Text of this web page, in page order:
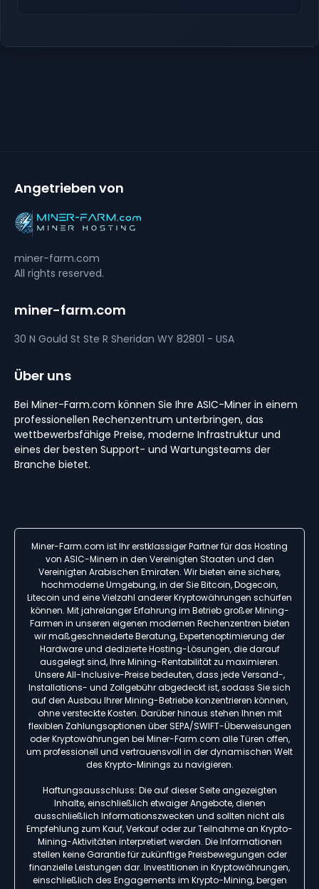
Angetrieben von
miner-farm.com
All rights reserved.
miner-farm.com
30 N Gould St Ste R Sheridan WY 82801 - USA
Über uns
Bei Miner-Farm.com können Sie Ihre ASIC-Miner in einem
professionellen Rechenzentrum unterbringen, das
wettbewerbsfähige Preise, moderne Infrastruktur und
eines der besten Support- und Wartungsteams der
Branche bietet.
Miner-Farm.com ist Ihr erstklassiger Partner für das Hosting
von ASIC-Minern in den Vereinigten Staaten und den
Vereinigten Arabischen Emiraten. Wir bieten eine sichere,
hochmoderne Umgebung, in der Sie Bitcoin, Dogecoin,
Litecoin und eine Vielzahl anderer Kryptowährungen schürfen
können. Mit jahrelanger Erfahrung im Betrieb großer Mining-
Farmen in unseren eigenen modernen Rechenzentren bieten
wir maßgeschneiderte Beratung, Expertenoptimierung der
Hardware und dedizierte Hosting-Lösungen, die darauf
ausgelegt sind, Ihre Mining-Rentabilität zu maximieren.
Unsere All-Inclusive-Preise bedeuten, dass jede Versand-,
Installations- und Zollgebühr abgedeckt ist, sodass Sie sich
auf den Ausbau Ihrer Mining-Betriebe konzentrieren können,
ohne versteckte Kosten. Darüber hinaus stehen Ihnen mit
flexiblen Zahlungsoptionen über SEPA/SWIFT-Überweisungen
oder Kryptowährungen bei Miner-Farm.com alle Türen offen,
um professionell und vertrauensvoll in der dynamischen Welt
des Krypto-Minings zu navigieren.
Haftungsausschluss: Die auf dieser Seite angezeigten
Inhalte, einschließlich etwaiger Angebote, dienen
ausschließlich Informationszwecken und sollten nicht als
Empfehlung zum Kauf, Verkauf oder zur Teilnahme an Krypto-
Mining-Aktivitäten interpretiert werden. Die Informationen
stellen keine Garantie für zukünftige Preisbewegungen oder
finanzielle Leistungen dar. Investitionen in Kryptowährungen,
einschließlich des Engagements im Krypto-Mining, bergen